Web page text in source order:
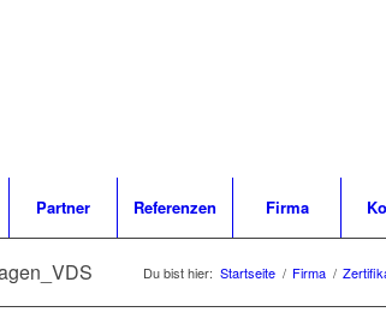
Partner Referenzen Firma
Du bist hier: Startseite / Firma /